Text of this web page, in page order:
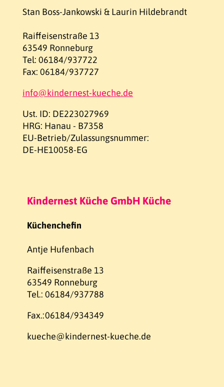
Stan Boss-Jankowski & Laurin Hildebrandt
Raiffeisenstraße 13
63549 Ronneburg
Tel: 06184/937722
Fax: 06184/937727
info@kindernest-kueche.de
Ust. ID: DE223027969
HRG: Hanau - B7358
EU-Betrieb/Zulassungsnummer:
DE-HE10058-EG
Kindernest Küche GmbH Küche
Küchenchefin
Antje Hufenbach
Raiffeisenstraße 13
63549 Ronneburg
Tel.: 06184/937788
Fax.:06184/934349
kueche@kindernest-kueche.de